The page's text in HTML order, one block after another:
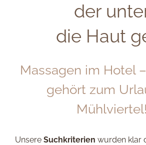
der
die Haut
Massagen im Hotel
gehört zum
Mühlviertel!
Unsere Suchkriterien wurden klar